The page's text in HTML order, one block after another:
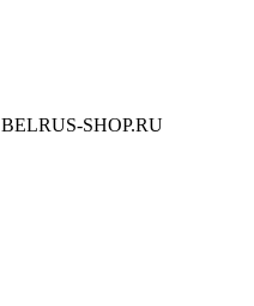
SHOP.RU